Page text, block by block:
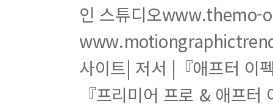
특별부록. Element 3D Effects활용하기
001. Element 3D Effects 알아보기
002. Element 3D Effects 설치 및 등록하기
003. 3D 타이포그래피 연출하기
004. 텍스처 맵핑하기
005. 복잡한 작업을 간단하게 만들기
인 스튜디오www.themo-
사이트| 저서 |『애프터 이
『프리미어 프로 & 애프